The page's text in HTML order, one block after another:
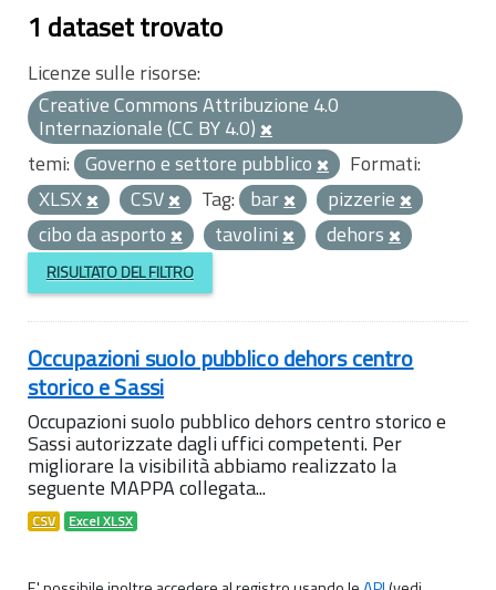
1 dataset trovato
Licenze sulle risorse:
Creative Commons Attribuzione 4.0
Internazionale (CC BY 4.0)
temi: Governo e settore pubblico
Formati:
XLSX
CSV Tag: bar
pizzerie
cibo da asporto
tavolini dehors
RISULTATO DEL FILTRO
Occupazioni suolo pubblico dehors centro
storico e Sassi
Occupazioni suolo pubblico dehors centro storico e
Sassi autorizzate dagli uffici competenti. Per
migliorare la visibilità abbiamo realizzato la
seguente MAPPA collegata...
CSV Excel XLSX